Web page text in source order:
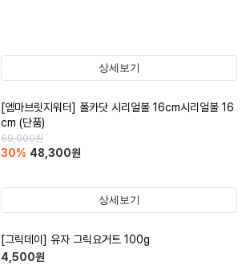
상세보기
[엠마브릿지워터] 폴카닷 시리얼볼 16cm시리얼볼 16
cm (단품)
69,000원
30% 48,300원
상세보기
[그릭데이] 유자 그릭요거트 100g
4,500원